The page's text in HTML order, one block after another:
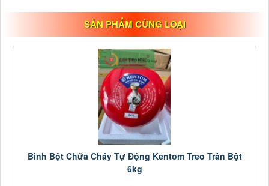
SẢN PHẨM CÙNG LOẠI
Bình Bột Chữa Cháy Tự Động Kentom Treo Trần Bột
6kg